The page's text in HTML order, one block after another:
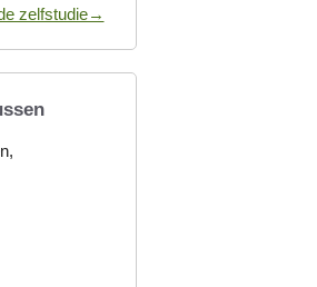
zelfstudie→